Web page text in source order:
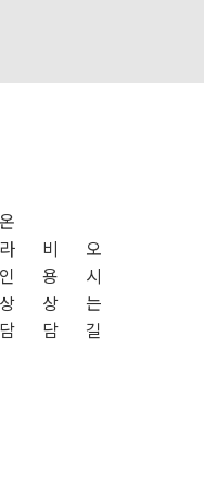
온
라
인
상
담
비
용
상
담
오
시
는
길